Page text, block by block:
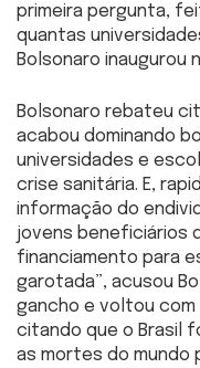
primeira pergunta,
quantas
Bolsonaro inaugurou
Bolsonaro rebateu
acabou dominando
universidades e
crise sanitária. E,
informação do
jovens beneficiários
financiamento para
garotada”, acusou
gancho e voltou com
citando que o Brasil
as mortes do mundo